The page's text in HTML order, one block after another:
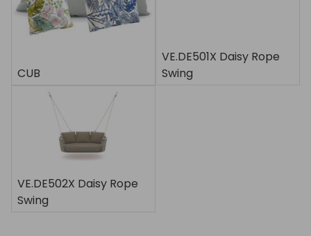
CUB
VE.DE501X Daisy Rope
Swing
VE.DE502X Daisy Rope
Swing